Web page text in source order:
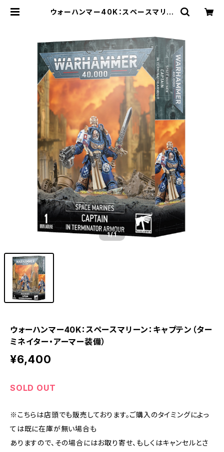
ウォーハンマー40K：スペースマリー
ボ）ウォーハンマー中心のミニチュア
ゲームショップ
1/1
ウォーハンマー40K：スペースマリーン：キャプテン（ター
ミネイター・アーマー装備）
¥6,400
SOLD OUT
※こちらは店頭でも販売しております。ご購入のタイミングによっ
ては既に在庫が無い場合も
ありますので、その場合にはお取り寄せ、もしくはキャンセルとさ